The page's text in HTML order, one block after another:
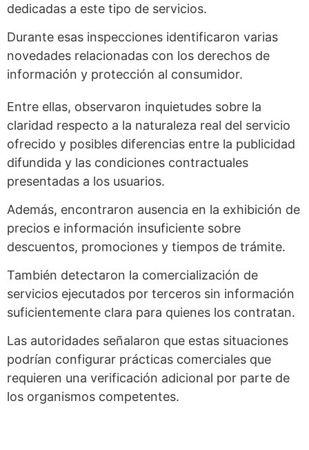
dedicadas a este tipo de servicios.
Durante esas inspecciones identificaron varias
novedades relacionadas con los derechos de
información y protección al consumidor.
Entre ellas, observaron inquietudes sobre la
claridad respecto a la naturaleza real del servicio
ofrecido y posibles diferencias entre la publicidad
difundida y las condiciones contractuales
presentadas a los usuarios.
Además, encontraron ausencia en la exhibición de
precios e información insuficiente sobre
descuentos, promociones y tiempos de trámite.
También detectaron la comercialización de
servicios ejecutados por terceros sin información
suficientemente clara para quienes los contratan.
Las autoridades señalaron que estas situaciones
podrían configurar prácticas comerciales que
requieren una verificación adicional por parte de
los organismos competentes.